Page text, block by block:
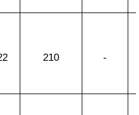
210 -